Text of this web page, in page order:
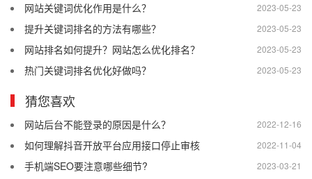
2023-05-23
网站关键词优化作用是什么？
2023-05-23
提升关键词排名的方法有哪些？
2023-05-23
网站排名如何提升？网站怎么优化排名？
2023-05-23
热门关键词排名优化好做吗？
猜您喜欢
2022-12-16
网站后台不能登录的原因是什么？
2022-11-04
如何理解抖音开放平台应用接口停止审核
2023-03-21
手机端SEO要注意哪些细节?